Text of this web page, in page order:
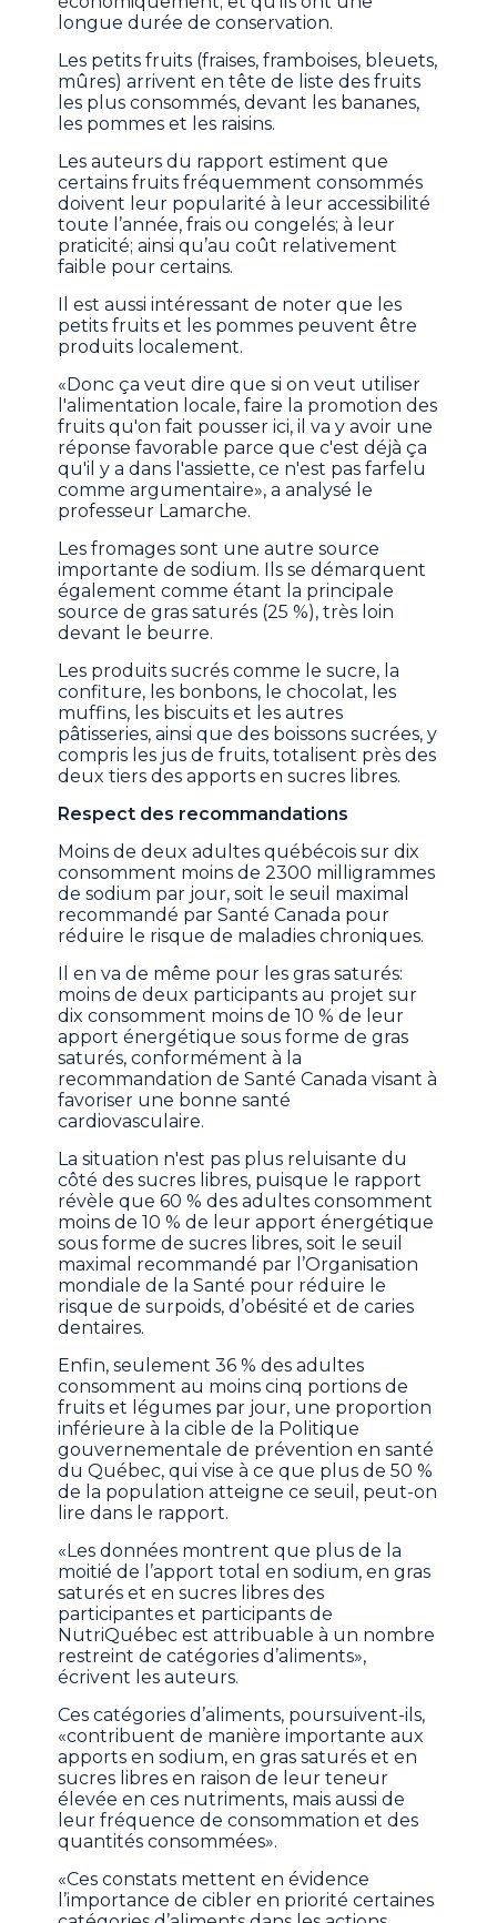
longue durée de conservation.
Les petits fruits (fraises, framboises, bleuets,
mûres) arrivent en tête de liste des fruits
les plus consommés, devant les bananes,
les pommes et les raisins.
Les auteurs du rapport estiment que
certains fruits fréquemment consommés
doivent leur popularité à leur accessibilité
toute l’année, frais ou congelés; à leur
praticité; ainsi qu’au coût relativement
faible pour certains.
Il est aussi intéressant de noter que les
petits fruits et les pommes peuvent être
produits localement.
«Donc ça veut dire que si on veut utiliser
l'alimentation locale, faire la promotion des
fruits qu'on fait pousser ici, il va y avoir une
réponse favorable parce que c'est déjà ça
qu'il y a dans l'assiette, ce n'est pas farfelu
comme argumentaire», a analysé le
professeur Lamarche.
Les fromages sont une autre source
importante de sodium. Ils se démarquent
également comme étant la principale
source de gras saturés (25 %), très loin
devant le beurre.
Les produits sucrés comme le sucre, la
confiture, les bonbons, le chocolat, les
muffins, les biscuits et les autres
pâtisseries, ainsi que des boissons sucrées, y
compris les jus de fruits, totalisent près des
deux tiers des apports en sucres libres.
Respect des recommandations
Moins de deux adultes québécois sur dix
consomment moins de 2300 milligrammes
de sodium par jour, soit le seuil maximal
recommandé par Santé Canada pour
réduire le risque de maladies chroniques.
Il en va de même pour les gras saturés:
moins de deux participants au projet sur
dix consomment moins de 10 % de leur
apport énergétique sous forme de gras
saturés, conformément à la
recommandation de Santé Canada visant à
favoriser une bonne santé
cardiovasculaire.
La situation n'est pas plus reluisante du
côté des sucres libres, puisque le rapport
révèle que 60 % des adultes consomment
moins de 10 % de leur apport énergétique
sous forme de sucres libres, soit le seuil
maximal recommandé par l’Organisation
mondiale de la Santé pour réduire le
risque de surpoids, d’obésité et de caries
dentaires.
Enfin, seulement 36 % des adultes
consomment au moins cinq portions de
fruits et légumes par jour, une proportion
inférieure à la cible de la Politique
gouvernementale de prévention en santé
du Québec, qui vise à ce que plus de 50 %
de la population atteigne ce seuil, peut-on
lire dans le rapport.
«Les données montrent que plus de la
moitié de l’apport total en sodium, en gras
saturés et en sucres libres des
participantes et participants de
NutriQuébec est attribuable à un nombre
restreint de catégories d’aliments»,
écrivent les auteurs.
Ces catégories d’aliments, poursuivent-ils,
«contribuent de manière importante aux
apports en sodium, en gras saturés et en
sucres libres en raison de leur teneur
élevée en ces nutriments, mais aussi de
leur fréquence de consommation et des
quantités consommées».
«Ces constats mettent en évidence
l’importance de cibler en priorité certaines